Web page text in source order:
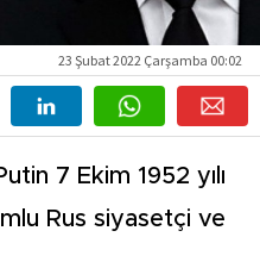
23 Şubat 2022 Çarşamba 00:02
7 Ekim 1952 yılı
Rus siyasetçi ve